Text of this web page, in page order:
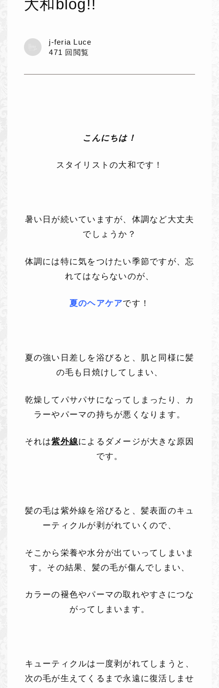
大和blog!!
j-feria Luce
471 回閲覧
こんにちは！
スタイリストの大和です！
暑い日が続いていますが、体調など大丈夫
でしょうか？
体調には特に気をつけたい季節ですが、忘
れてはならないのが、
夏のヘアケアです！
夏の強い日差しを浴びると、肌と同様に髪
の毛も日焼けしてしまい、
乾燥してパサパサになってしまったり、カ
ラーやパーマの持ちが悪くなります。
それは紫外線によるダメージが大きな原因
です。
髪の毛は紫外線を浴びると、髪表面のキュ
ーティクルが剥がれていくので、
そこから栄養や水分が出ていってしまいま
す。その結果、髪の毛が傷んでしまい、
カラーの褪色やパーマの取れやすさにつな
がってしまいます。
キューティクルは一度剥がれてしまうと、
次の毛が生えてくるまで永遠に復活しませ